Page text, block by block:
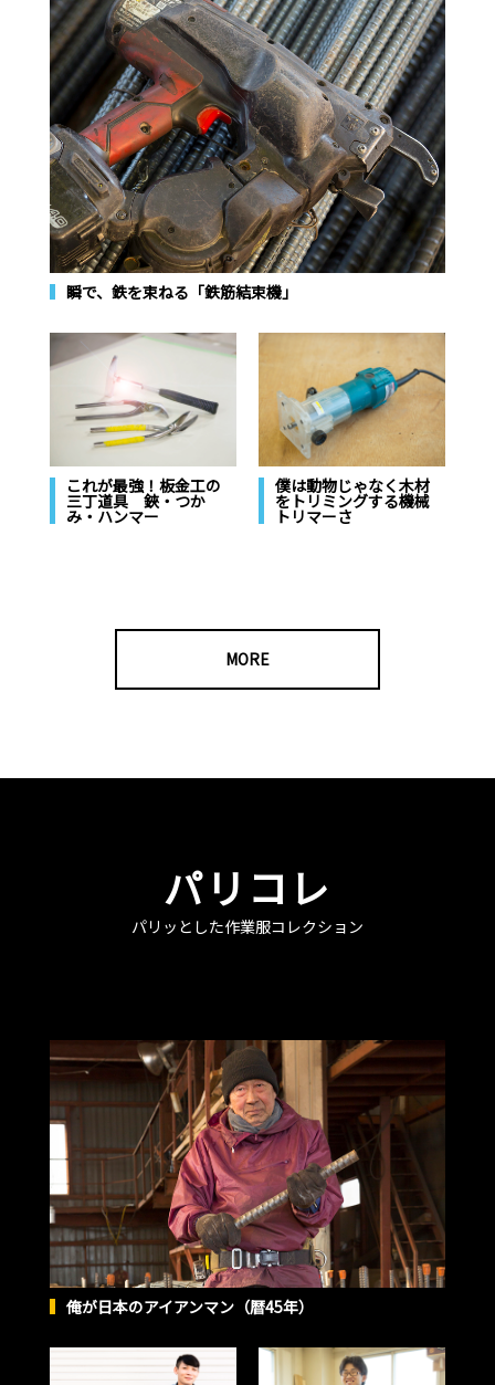
瞬で、鉄を束ねる「鉄筋結束機」
これが最強！板金工の
三丁道具 鋏・つか
み・ハンマー
僕は動物じゃなく木材
をトリミングする機械
トリマーさ
MORE
パリコレ
パリッとした作業服コレクション
俺が日本のアイアンマン（暦45年）